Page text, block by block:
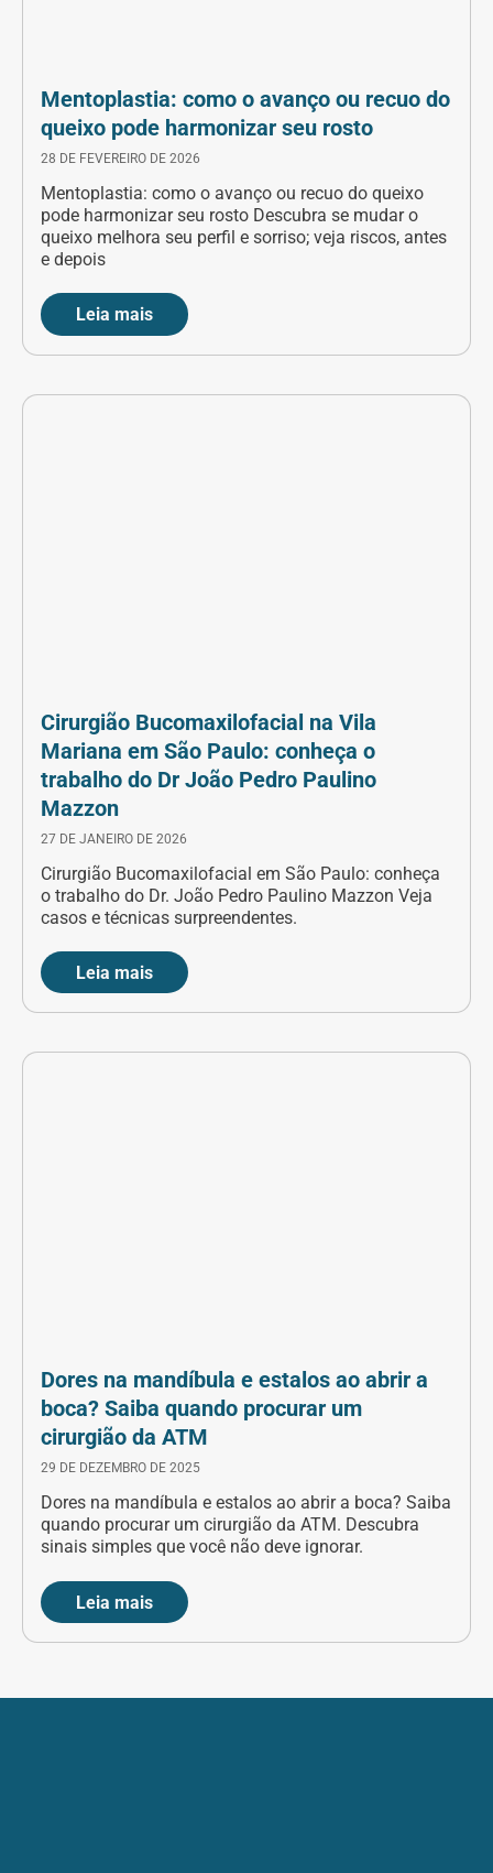
Mentoplastia: como o avanço ou recuo do
queixo pode harmonizar seu rosto
28 DE FEVEREIRO DE 2026
Mentoplastia: como o avanço ou recuo do queixo
pode harmonizar seu rosto Descubra se mudar o
queixo melhora seu perfil e sorriso; veja riscos, antes
e depois
Leia mais
Cirurgião Bucomaxilofacial na Vila
Mariana em São Paulo: conheça o
trabalho do Dr João Pedro Paulino
Mazzon
27 DE JANEIRO DE 2026
Cirurgião Bucomaxilofacial em São Paulo: conheça
o trabalho do Dr. João Pedro Paulino Mazzon Veja
casos e técnicas surpreendentes.
Leia mais
Dores na mandíbula e estalos ao abrir a
boca? Saiba quando procurar um
cirurgião da ATM
29 DE DEZEMBRO DE 2025
Dores na mandíbula e estalos ao abrir a boca? Saiba
quando procurar um cirurgião da ATM. Descubra
sinais simples que você não deve ignorar.
Leia mais